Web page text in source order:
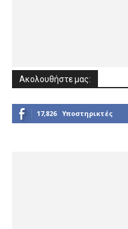
Ακολουθήστε μας:
17,826 Υποστηρικτές